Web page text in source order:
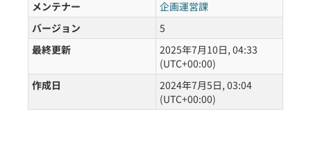
メンテナー
企画運営課
バージョン
5
最終更新
2025年7月10日, 04:33
(UTC+00:00)
作成日
2024年7月5日, 03:04
(UTC+00:00)